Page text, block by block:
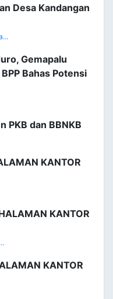
Desa Kandangan
Gemapalu
Bahas Potensi
PKB dan BBNKB
KANTOR
KANTOR
KANTOR